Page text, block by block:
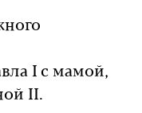
I c мамой,
II.